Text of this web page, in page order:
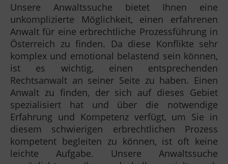
Unsere Anwaltssuche bietet Ihnen eine
unkomplizierte Möglichkeit, einen erfahrenen
Anwalt für eine erbrechtliche Prozessführung in
Österreich zu finden. Da diese Konflikte sehr
komplex und emotional belastend sein können,
ist es wichtig, einen entsprechenden
Rechtsanwalt an seiner Seite zu haben. Einen
Anwalt zu finden, der sich auf dieses Gebiet
spezialisiert hat und über die notwendige
Erfahrung und Kompetenz verfügt, um Sie in
diesem schwierigen erbrechtlichen Prozess
kompetent begleiten zu können, ist oft keine
leichte Aufgabe. Unsere Anwaltssuche